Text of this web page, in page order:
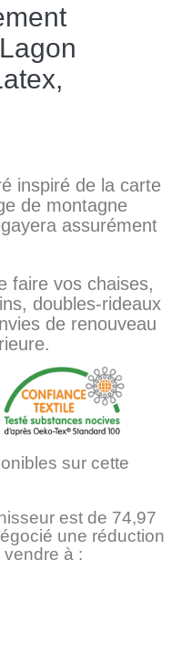
inspiré de la carte
de montagne
assurément
faire vos chaises,
doubles-rideaux
de renouveau
sur cette
est de 74,97
une réduction
à :